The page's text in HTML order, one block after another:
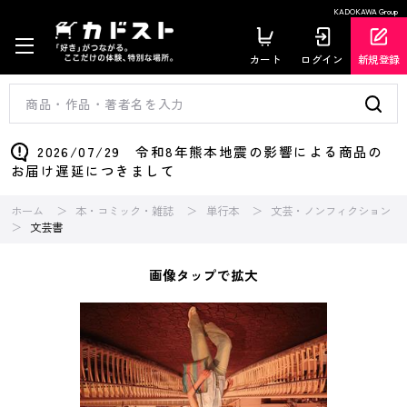
KADOKAWA Group
カート ログイン 新規登録
2026/07/29 令和8年熊本地震の影響による商品の
お届け遅延につきまして
ホーム 本・コミック・雑誌 単行本
文芸・ノンフィクション
文芸書
画像タップで拡大